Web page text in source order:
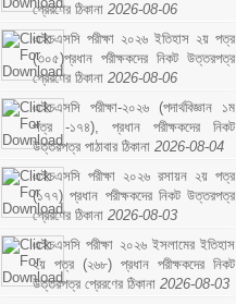
প্রেরণের ঠিকানা 2026-08-06
এইচএসসি পরীক্ষা ২০২৬ ইতিহাস ২য় পত্র
(৩০৫)প্রধান পরীক্ষকদের নিকট উত্তরপত্র
প্রেরণের ঠিকানা 2026-08-06
এইচএসসি পরীক্ষা-২০২৬ (পদার্থবিজ্ঞান ১ম
পত্র -১৭৪), প্রধান পরীক্ষকদের নিকট
উত্তরপত্র পাঠাবার ঠিকানা 2026-08-04
এইচএসসি পরীক্ষা ২০২৬ রসায়ন ২য় পত্র
(১৭৭) প্রধান পরীক্ষকদের নিকট উত্তরপত্র
প্রেরণের ঠিকানা 2026-08-03
এইচএসসি পরীক্ষা ২০২৬ ইসলামের ইতিহাস
২য় পত্র (২৬৮) প্রধান পরীক্ষকদের নিকট
উত্তরপত্র প্রেরণের ঠিকানা 2026-08-03